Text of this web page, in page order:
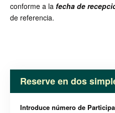
conforme a la fecha de
de referencia.
Reserve en dos
Introduce número de